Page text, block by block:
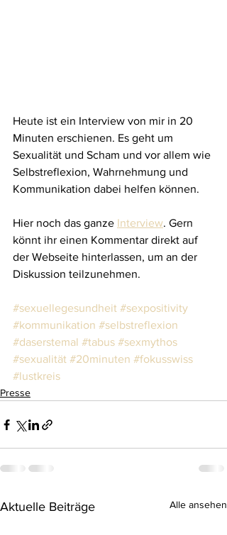
Heute ist ein Interview von mir in 20
Minuten erschienen. Es geht um
Sexualität und Scham und vor allem wie
Selbstreflexion, Wahrnehmung und
Kommunikation dabei helfen können.
Hier noch das ganze Interview. Gern
könnt ihr einen Kommentar direkt auf
der Webseite hinterlassen, um an der
Diskussion teilzunehmen.
#sexuellegesundheit #sexpositivity
#kommunikation #selbstreflexion
#daserstemal #tabus #sexmythos
#sexualität #20minuten #fokusswiss
#lustkreis
Presse
Aktuelle Beiträge Alle ansehen